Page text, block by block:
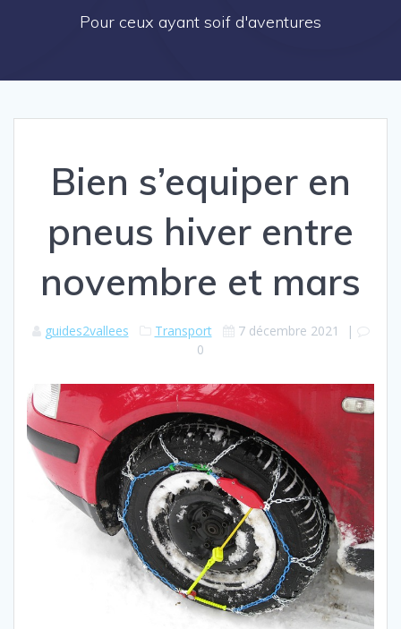
Pour ceux ayant soif d'aventures
Bien s’equiper en
pneus hiver entre
novembre et mars
guides2vallees Transport 7 décembre 2021
|
0